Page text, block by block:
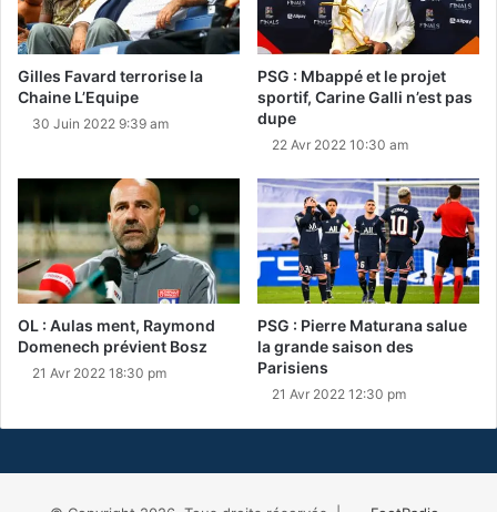
Gilles Favard terrorise la
Chaine L’Equipe
30 Juin 2022 9:39 am
PSG : Mbappé et le projet
sportif, Carine Galli n’est pas
dupe
22 Avr 2022 10:30 am
OL : Aulas ment, Raymond
Domenech prévient Bosz
21 Avr 2022 18:30 pm
PSG : Pierre Maturana salue
la grande saison des
Parisiens
21 Avr 2022 12:30 pm